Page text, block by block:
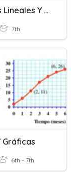
Gráficos Lineales Y De Barras
7th
Gráficas
6th - 7th